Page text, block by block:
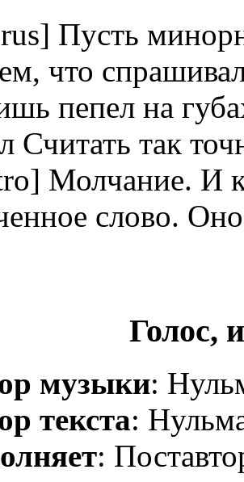
Пусть
что
пепел на
Считать так
Молчание. И
слово.
Голос,
музыки:
текста:
: